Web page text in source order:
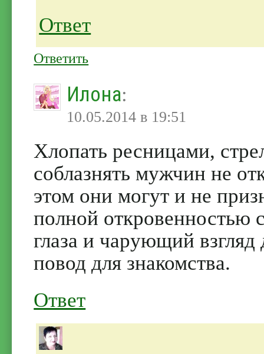
Ответ
Ответить
Илона:
10.05.2014 в 19:51
Хлопать ресницами,
соблазнять мужчин не
этом они могут и не
полной откровенностью
глаза и чарующий
повод для знакомства.
Ответ